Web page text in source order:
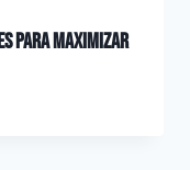
para maximizar